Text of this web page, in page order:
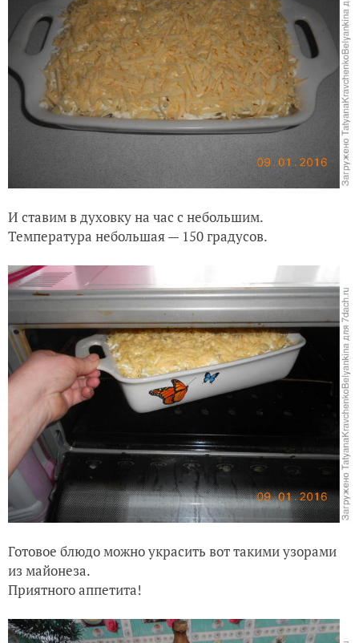
И ставим в духовку на час с небольшим.
Температура небольшая — 150 градусов.
Готовое блюдо можно украсить вот такими узорами
из майонеза.
Приятного аппетита!